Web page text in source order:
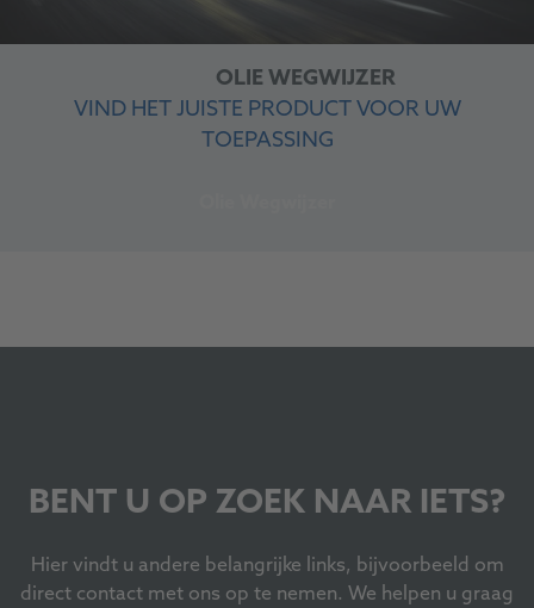
OLIE WEGWIJZER
VIND HET JUISTE PRODUCT VOOR UW
TOEPASSING
BENT U OP ZOEK NAAR IETS?
Hier vindt u andere belangrijke links, bijvoorbeeld om
direct contact met ons op te nemen. We helpen u graag